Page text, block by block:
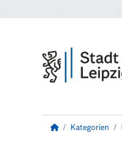
Kategorien